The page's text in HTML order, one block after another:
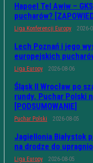
Hapoel Tel Awiw –
pucharów?
Liga Konferencji Europy 2026-
Lech Poznań i jego
europejskich
Liga Europy 2026-08-06
Śląsk II Wrocław po
rundy. Puchar Polski
[PODSUMOWANIE]
Puchar Polski 2026-08-05
Jagiellonia Białystok
na drodze do
Liga Europy 2026-08-05